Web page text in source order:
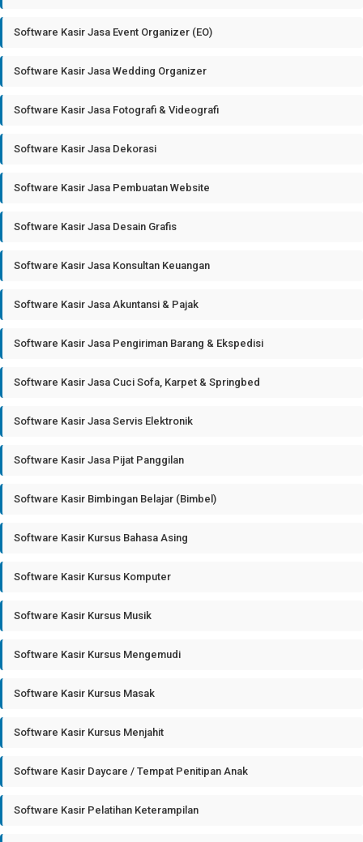
Software Kasir Jasa Event Organizer (EO)
Software Kasir Jasa Wedding Organizer
Software Kasir Jasa Fotografi & Videografi
Software Kasir Jasa Dekorasi
Software Kasir Jasa Pembuatan Website
Software Kasir Jasa Desain Grafis
Software Kasir Jasa Konsultan Keuangan
Software Kasir Jasa Akuntansi & Pajak
Software Kasir Jasa Pengiriman Barang & Ekspedisi
Software Kasir Jasa Cuci Sofa, Karpet & Springbed
Software Kasir Jasa Servis Elektronik
Software Kasir Jasa Pijat Panggilan
Software Kasir Bimbingan Belajar (Bimbel)
Software Kasir Kursus Bahasa Asing
Software Kasir Kursus Komputer
Software Kasir Kursus Musik
Software Kasir Kursus Mengemudi
Software Kasir Kursus Masak
Software Kasir Kursus Menjahit
Software Kasir Daycare / Tempat Penitipan Anak
Software Kasir Pelatihan Keterampilan